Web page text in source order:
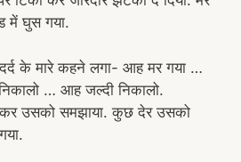
में घुस गया.
दर्द के मारे कहने लगा- आह मर गया …
… आह जल्दी निकालो.
उसको समझाया. कुछ देर उसको